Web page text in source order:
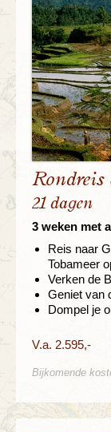
21 dagen
3 weken met
Reis naar
Tobameer
Verken de
Geniet van
Dompel je
V.a. 2.595,-
Bijkomende